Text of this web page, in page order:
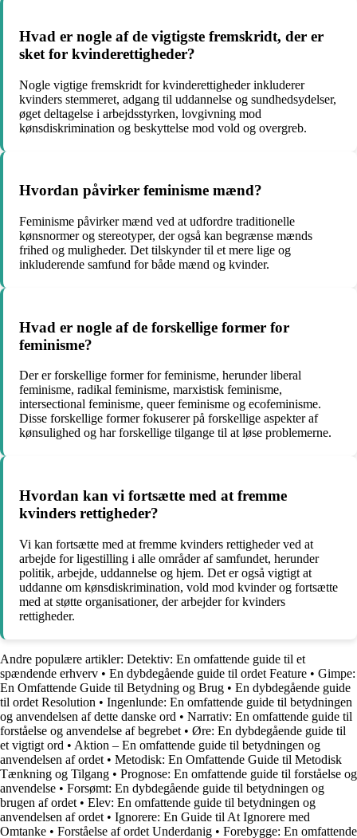
Hvad er nogle af de vigtigste fremskridt, der er
sket for kvinderettigheder?
Nogle vigtige fremskridt for kvinderettigheder inkluderer
kvinders stemmeret, adgang til uddannelse og sundhedsydelser,
øget deltagelse i arbejdsstyrken, lovgivning mod
kønsdiskrimination og beskyttelse mod vold og overgreb.
Hvordan påvirker feminisme mænd?
Feminisme påvirker mænd ved at udfordre traditionelle
kønsnormer og stereotyper, der også kan begrænse mænds
frihed og muligheder. Det tilskynder til et mere lige og
inkluderende samfund for både mænd og kvinder.
Hvad er nogle af de forskellige former for
feminisme?
Der er forskellige former for feminisme, herunder liberal
feminisme, radikal feminisme, marxistisk feminisme,
intersectional feminisme, queer feminisme og ecofeminisme.
Disse forskellige former fokuserer på forskellige aspekter af
kønsulighed og har forskellige tilgange til at løse problemerne.
Hvordan kan vi fortsætte med at fremme
kvinders rettigheder?
Vi kan fortsætte med at fremme kvinders rettigheder ved at
arbejde for ligestilling i alle områder af samfundet, herunder
politik, arbejde, uddannelse og hjem. Det er også vigtigt at
uddanne om kønsdiskrimination, vold mod kvinder og fortsætte
med at støtte organisationer, der arbejder for kvinders
rettigheder.
Andre populære artikler: Detektiv: En omfattende guide til et
spændende erhverv • En dybdegående guide til ordet Feature • Gimpe:
En Omfattende Guide til Betydning og Brug • En dybdegående guide
til ordet Resolution • Ingenlunde: En omfattende guide til betydningen
og anvendelsen af dette danske ord • Narrativ: En omfattende guide til
forståelse og anvendelse af begrebet • Øre: En dybdegående guide til
et vigtigt ord • Aktion – En omfattende guide til betydningen og
anvendelsen af ordet • Metodisk: En Omfattende Guide til Metodisk
Tænkning og Tilgang • Prognose: En omfattende guide til forståelse og
anvendelse • Forsømt: En dybdegående guide til betydningen og
brugen af ordet • Elev: En omfattende guide til betydningen og
anvendelsen af ordet • Ignorere: En Guide til At Ignorere med
Omtanke • Forståelse af ordet Underdanig • Forebygge: En omfattende